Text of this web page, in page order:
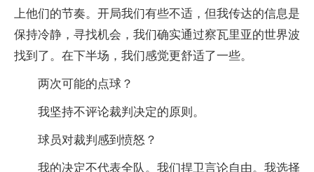
上他们的节奏。开局我们有些不适，但我传达的信息是
保持冷静，寻找机会，我们确实通过察瓦里亚的世界波
找到了。在下半场，我们感觉更舒适了一些。
两次可能的点球？
我坚持不评论裁判决定的原则。
球员对裁判感到愤怒？
我的决定不代表全队。我们捍卫言论自由。我选择